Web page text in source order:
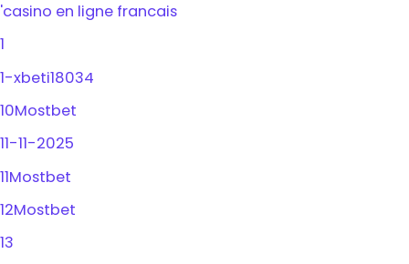
'casino en ligne francais
1
1-xbeti18034
10Mostbet
11-11-2025
11Mostbet
12Mostbet
13